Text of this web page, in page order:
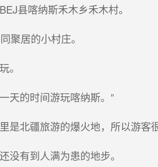
县喀纳斯禾木乡禾木村。
聚居的小村庄。
。
天的时间游玩喀纳斯。”
北疆旅游的爆火地，所以游客很
有到人满为患的地步。